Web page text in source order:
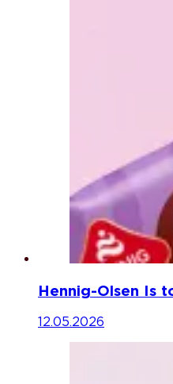
Hennig-Olsen Is
12.05.2026